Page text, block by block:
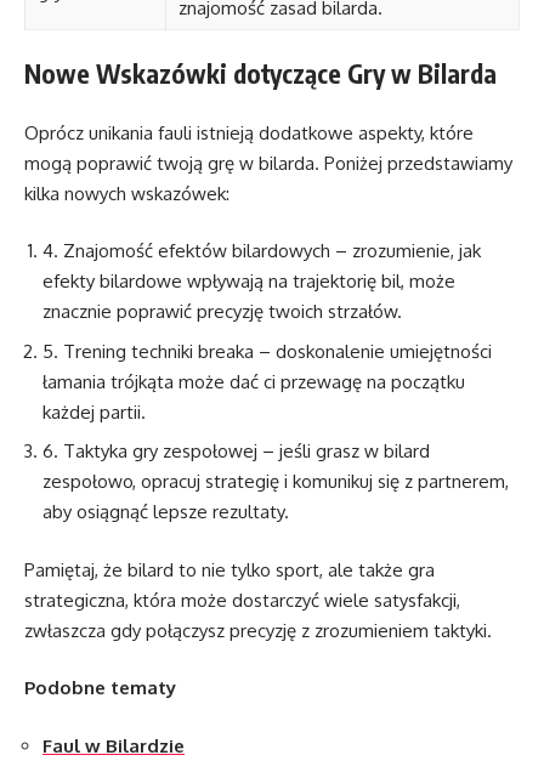
znajomość zasad bilarda.
Nowe Wskazówki dotyczące Gry w Bilarda
Oprócz unikania fauli istnieją dodatkowe aspekty, które
mogą poprawić twoją grę w bilarda. Poniżej przedstawiamy
kilka nowych wskazówek:
4. Znajomość efektów bilardowych – zrozumienie, jak
efekty bilardowe wpływają na trajektorię bil, może
znacznie poprawić precyzję twoich strzałów.
5. Trening techniki breaka – doskonalenie umiejętności
łamania trójkąta może dać ci przewagę na początku
każdej partii.
6. Taktyka gry zespołowej – jeśli grasz w bilard
zespołowo, opracuj strategię i komunikuj się z partnerem,
aby osiągnąć lepsze rezultaty.
Pamiętaj, że bilard to nie tylko sport, ale także gra
strategiczna, która może dostarczyć wiele satysfakcji,
zwłaszcza gdy połączysz precyzję z zrozumieniem taktyki.
Podobne tematy
Faul w Bilardzie